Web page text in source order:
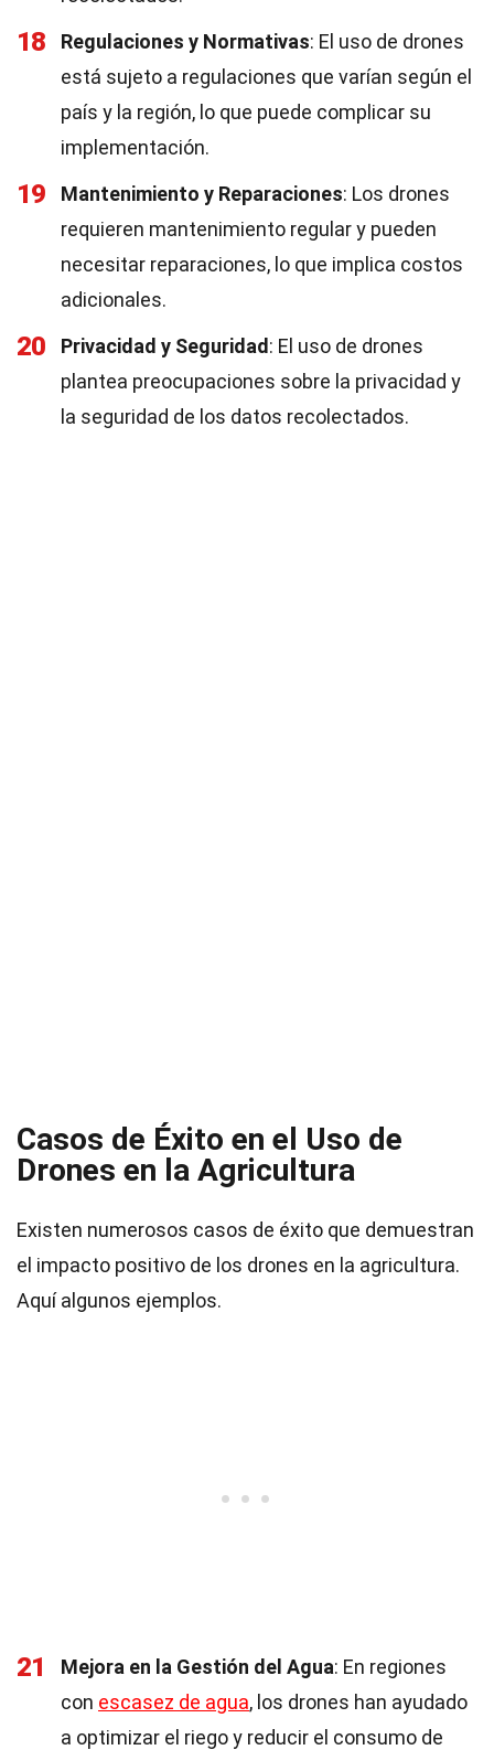
18 Regulaciones y Normativas: El uso de drones
está sujeto a regulaciones que varían según el
país y la región, lo que puede complicar su
implementación.
19 Mantenimiento y Reparaciones: Los drones
requieren mantenimiento regular y pueden
necesitar reparaciones, lo que implica costos
adicionales.
20 Privacidad y Seguridad : El uso de drones
plantea preocupaciones sobre la privacidad y
la seguridad de los datos recolectados.
Casos de Éxito en el Uso de
Drones en la Agricultura
Existen numerosos casos de éxito que demuestran
el impacto positivo de los drones en la agricultura.
Aquí algunos ejemplos.
21 Mejora en la Gestión del Agua: En regiones
con escasez de agua, los drones han ayudado
a optimizar el riego y reducir el consumo de